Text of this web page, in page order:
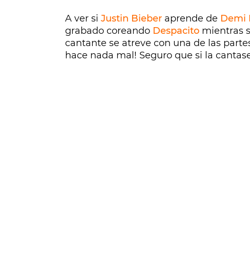
A ver si Justin Bieber aprende de Demi
grabado coreando Despacito mientras
cantante se atreve con una de las
hace nada mal! Seguro que si la